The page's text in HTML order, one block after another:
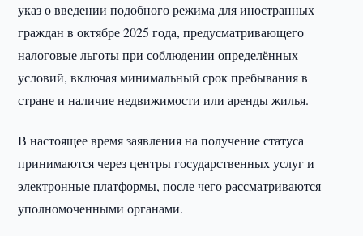
указ о введении подобного режима для иностранных
граждан в октябре 2025 года, предусматривающего
налоговые льготы при соблюдении определённых
условий, включая минимальный срок пребывания в
стране и наличие недвижимости или аренды жилья.
В настоящее время заявления на получение статуса
принимаются через центры государственных услуг и
электронные платформы, после чего рассматриваются
уполномоченными органами.